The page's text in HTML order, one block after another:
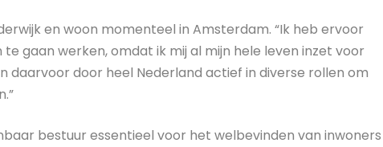
en woon momenteel in Amsterdam. “Ik heb ervoor
gaan werken, omdat ik mij al mijn hele leven inzet voor
daarvoor door heel Nederland actief in diverse rollen om
bestuur essentieel voor het welbevinden van inwoners